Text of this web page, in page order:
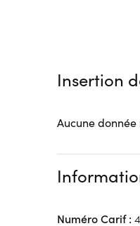
Lieu de
59500 Douai
Hébergement :
Transport :
Pas
Insertion
Aucune
Numéro Carif :